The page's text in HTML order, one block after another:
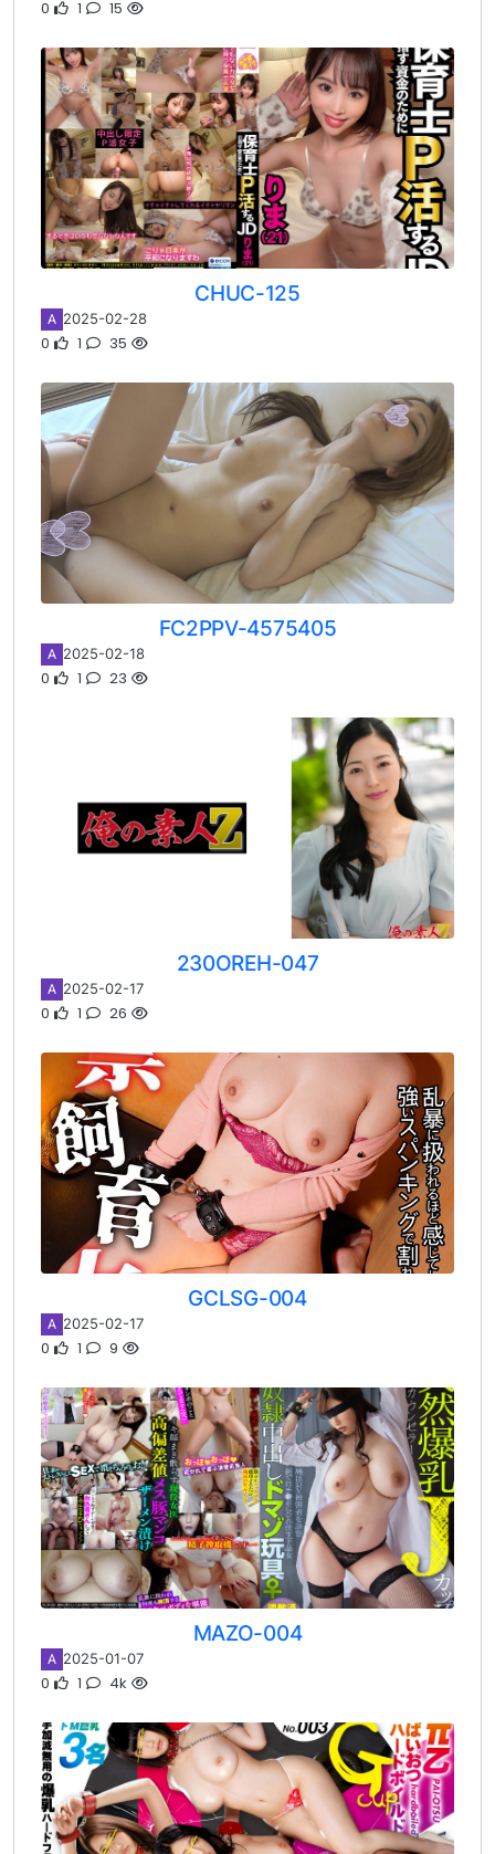
0 1 15
CHUC-125
A 2025-02-28
0 1 35
FC2PPV-4575405
A 2025-02-18
0 1 23
230OREH-047
A 2025-02-17
0 1 26
GCLSG-004
A 2025-02-17
0 1 9
MAZO-004
A 2025-01-07
0 1 4k